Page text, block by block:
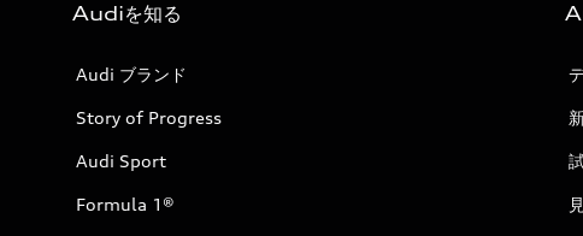
Audiを知る
Audi ブランド
Story of Progress
Audi Sport
Formula 1®